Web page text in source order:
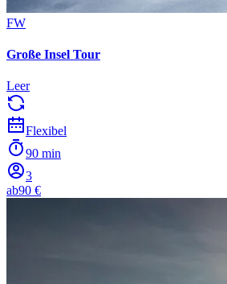
FW
Große Insel Tour
Leer
Flexibel
90 min
3
ab90 €